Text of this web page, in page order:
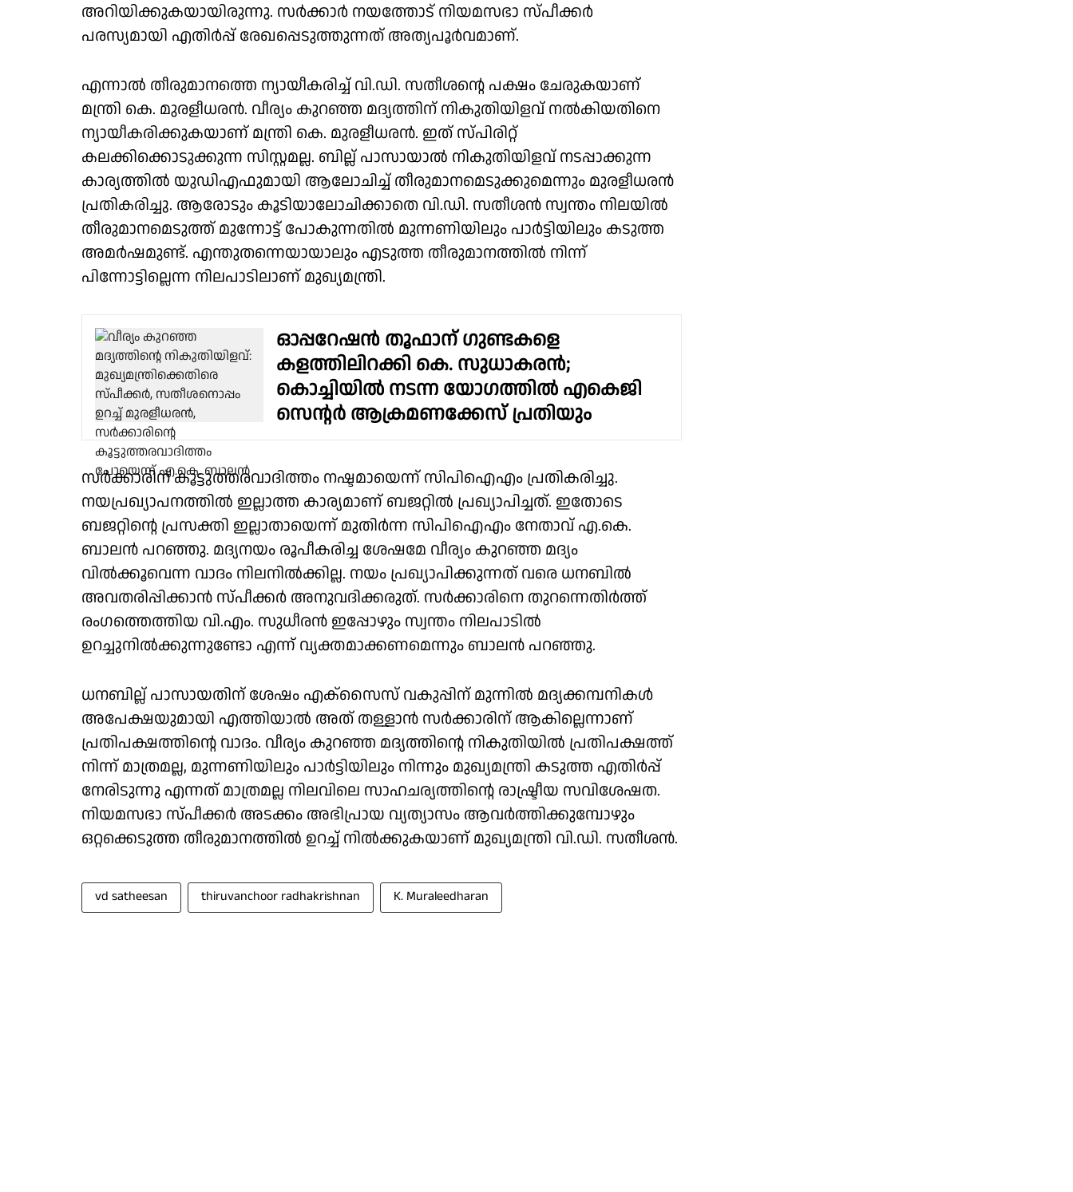
അറിയിക്കുകയായിരുന്നു. സർക്കാർ നയത്തോട് നിയമസഭാ സ്പീക്കർ
പരസ്യമായി എതിർപ്പ് രേഖപ്പെടുത്തുന്നത് അത്യപൂർവമാണ്.
എന്നാൽ തീരുമാനത്തെ ന്യായീകരിച്ച് വി.ഡി. സതീശൻ്റെ പക്ഷം ചേരുകയാണ്
മന്ത്രി കെ. മുരളീധരൻ. വീര്യം കുറഞ്ഞ മദ്യത്തിന് നികുതിയിളവ് നൽകിയതിനെ
ന്യായീകരിക്കുകയാണ് മന്ത്രി കെ. മുരളീധരൻ. ഇത് സ്പിരിറ്റ്
കലക്കിക്കൊടുക്കുന്ന സിസ്റ്റമല്ല. ബില്ല് പാസായാൽ നികുതിയിളവ് നടപ്പാക്കുന്ന
കാര്യത്തിൽ യുഡിഎഫുമായി ആലോചിച്ച് തീരുമാനമെടുക്കുമെന്നും മുരളീധരൻ
പ്രതികരിച്ചു. ആരോടും കൂടിയാലോചിക്കാതെ വി.ഡി. സതീശൻ സ്വന്തം നിലയിൽ
തീരുമാനമെടുത്ത് മുന്നോട്ട് പോകുന്നതിൽ മുന്നണിയിലും പാർട്ടിയിലും കടുത്ത
അമർഷമുണ്ട്. എന്തുതന്നെയായാലും എടുത്ത തീരുമാനത്തിൽ നിന്ന്
പിന്നോട്ടില്ലെന്ന നിലപാടിലാണ് മുഖ്യമന്ത്രി.
ഓപ്പറേഷൻ തൂഫാന് ഗുണ്ടകളെ
കളത്തിലിറക്കി കെ. സുധാകരൻ;
കൊച്ചിയിൽ നടന്ന യോഗത്തിൽ എകെജി
സെൻ്റർ ആക്രമണക്കേസ് പ്രതിയും
സർക്കാരിന് കൂട്ടുത്തരവാദിത്തം നഷ്ടമായെന്ന് സിപിഐഎം പ്രതികരിച്ചു.
നയപ്രഖ്യാപനത്തിൽ ഇല്ലാത്ത കാര്യമാണ് ബജറ്റിൽ പ്രഖ്യാപിച്ചത്. ഇതോടെ
ബജറ്റിൻ്റെ പ്രസക്തി ഇല്ലാതായെന്ന് മുതിർന്ന സിപിഐഎം നേതാവ് എ.കെ.
ബാലൻ പറഞ്ഞു. മദ്യനയം രൂപീകരിച്ച ശേഷമേ വീര്യം കുറഞ്ഞ മദ്യം
വിൽക്കൂവെന്ന വാദം നിലനിൽക്കില്ല. നയം പ്രഖ്യാപിക്കുന്നത് വരെ ധനബിൽ
അവതരിപ്പിക്കാൻ സ്പീക്കർ അനുവദിക്കരുത്. സർക്കാരിനെ തുറന്നെതിർത്ത്
രംഗത്തെത്തിയ വി.എം. സുധീരൻ ഇപ്പോഴും സ്വന്തം നിലപാടിൽ
ഉറച്ചുനിൽക്കുന്നുണ്ടോ എന്ന് വ്യക്തമാക്കണമെന്നും ബാലൻ പറഞ്ഞു.
ധനബില്ല് പാസായതിന് ശേഷം എക്സൈസ് വകുപ്പിന് മുന്നിൽ മദ്യക്കമ്പനികൾ
അപേക്ഷയുമായി എത്തിയാൽ അത് തള്ളാൻ സർക്കാരിന് ആകില്ലെന്നാണ്
പ്രതിപക്ഷത്തിൻ്റെ വാദം. വീര്യം കുറഞ്ഞ മദ്യത്തിൻ്റെ നികുതിയിൽ പ്രതിപക്ഷത്ത്
നിന്ന് മാത്രമല്ല, മുന്നണിയിലും പാർട്ടിയിലും നിന്നും മുഖ്യമന്ത്രി കടുത്ത എതിർപ്പ്
നേരിടുന്നു എന്നത് മാത്രമല്ല നിലവിലെ സാഹചര്യത്തിൻ്റെ രാഷ്ട്രീയ സവിശേഷത.
നിയമസഭാ സ്പീക്കർ അടക്കം അഭിപ്രായ വ്യത്യാസം ആവർത്തിക്കുമ്പോഴും
ഒറ്റക്കെടുത്ത തീരുമാനത്തിൽ ഉറച്ച് നിൽക്കുകയാണ് മുഖ്യമന്ത്രി വി.ഡി. സതീശൻ.
vd satheesan thiruvanchoor radhakrishnan K. Muraleedharan